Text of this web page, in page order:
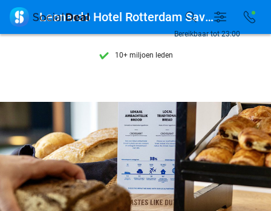
7 dagen per week beschikbaar
10+ miljoen leden
7 dagen per week beschikbaar
10+ miljoen leden
Bereikbaar tot 23:00
 Leonardo Hotel Rotterdam Savoy